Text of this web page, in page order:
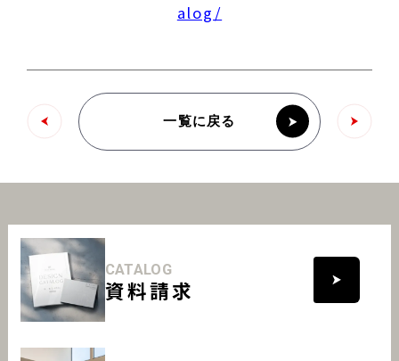
alog/
一覧に戻る
CATALOG
資料請求